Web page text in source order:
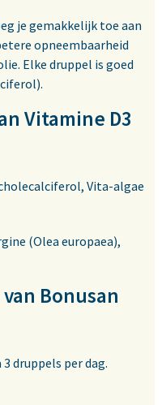
je gemakkelijk toe aan
opneembaarheid
Elke druppel is goed
Vitamine D3
Vita-algae
(Olea europaea),
Bonusan
druppels per dag.